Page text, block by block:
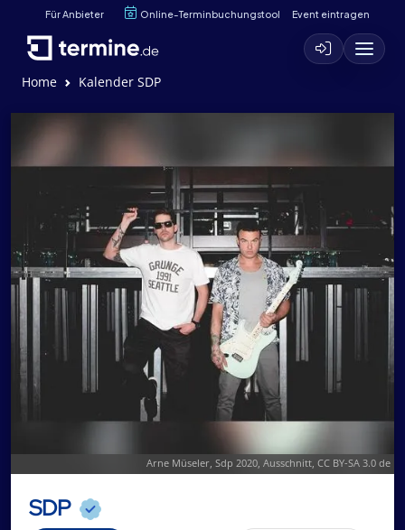
Für Anbieter Online-Terminbuchungstool Event eintragen
Home Kalender SDP
Arne Müseler, Sdp 2020, Ausschnitt, CC BY-SA 3.0 de
SDP